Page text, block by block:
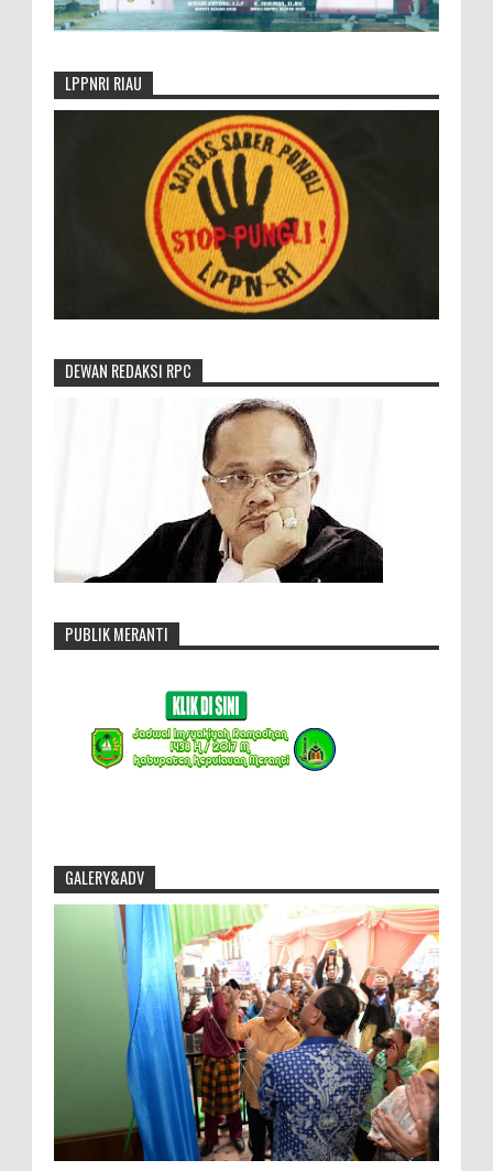
LPPNRI RIAU
DEWAN REDAKSI RPC
PUBLIK MERANTI
GALERY&ADV